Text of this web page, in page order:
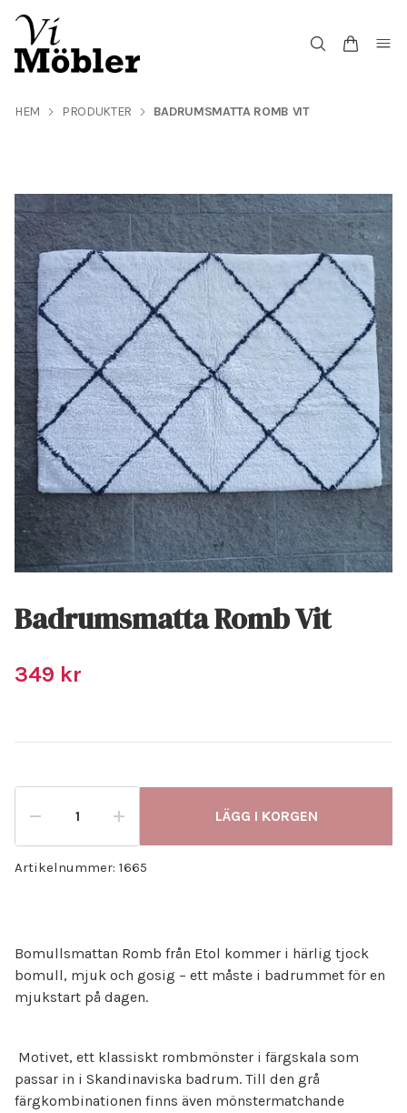
HEM PRODUKTER BADRUMSMATTA ROMB VIT
Badrumsmatta Romb Vit
349 kr
LÄGG I KORGEN
Artikelnummer: 1665
Bomullsmattan Romb från Etol kommer i härlig tjock
bomull, mjuk och gosig – ett måste i badrummet för en
mjukstart på dagen.
Motivet, ett klassiskt rombmönster i färgskala som
passar in i Skandinaviska badrum. Till den grå
färgkombinationen finns även mönstermatchande